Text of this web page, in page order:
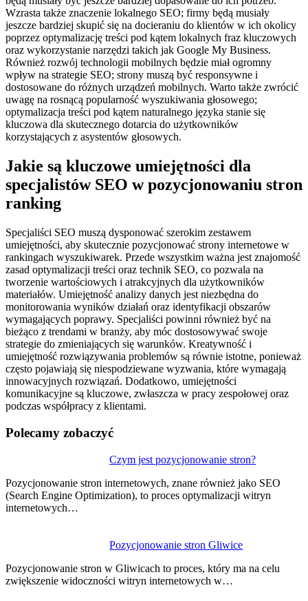
Wzrasta także znaczenie lokalnego SEO; firmy będą musiały
jeszcze bardziej skupić się na docieraniu do klientów w ich okolicy
poprzez optymalizację treści pod kątem lokalnych fraz kluczowych
oraz wykorzystanie narzędzi takich jak Google My Business.
Również rozwój technologii mobilnych będzie miał ogromny
wpływ na strategie SEO; strony muszą być responsywne i
dostosowane do różnych urządzeń mobilnych. Warto także zwrócić
uwagę na rosnącą popularność wyszukiwania głosowego;
optymalizacja treści pod kątem naturalnego języka stanie się
kluczowa dla skutecznego dotarcia do użytkowników
korzystających z asystentów głosowych.
Jakie są kluczowe umiejętności dla
specjalistów SEO w pozycjonowaniu stron
ranking
Specjaliści SEO muszą dysponować szerokim zestawem
umiejętności, aby skutecznie pozycjonować strony internetowe w
rankingach wyszukiwarek. Przede wszystkim ważna jest znajomość
zasad optymalizacji treści oraz technik SEO, co pozwala na
tworzenie wartościowych i atrakcyjnych dla użytkowników
materiałów. Umiejętność analizy danych jest niezbędna do
monitorowania wyników działań oraz identyfikacji obszarów
wymagających poprawy. Specjaliści powinni również być na
bieżąco z trendami w branży, aby móc dostosowywać swoje
strategie do zmieniających się warunków. Kreatywność i
umiejętność rozwiązywania problemów są równie istotne, ponieważ
często pojawiają się niespodziewane wyzwania, które wymagają
innowacyjnych rozwiązań. Dodatkowo, umiejętności
komunikacyjne są kluczowe, zwłaszcza w pracy zespołowej oraz
podczas współpracy z klientami.
Polecamy zobaczyć
Czym jest pozycjonowanie stron?
Pozycjonowanie stron internetowych, znane również jako SEO
(Search Engine Optimization), to proces optymalizacji witryn
internetowych…
Pozycjonowanie stron Gliwice
Pozycjonowanie stron w Gliwicach to proces, który ma na celu
zwiększenie widoczności witryn internetowych w…
wpisu